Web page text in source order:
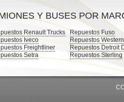
Y BUSES POR
Renault Trucks
Iveco
Freightliner
Setra
Repuestos Fuso
Repuestos
Repuestos Detroit
Repuestos Sterling